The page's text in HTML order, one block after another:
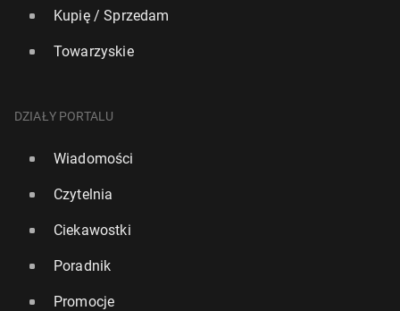
Kupię / Sprzedam
Towarzyskie
DZIAŁY PORTALU
Wiadomości
Czytelnia
Ciekawostki
Poradnik
Promocje